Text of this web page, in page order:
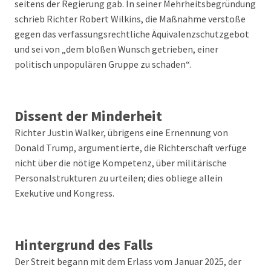
seitens der Regierung gab. In seiner Mehrheitsbegründung
schrieb Richter Robert Wilkins, die Maßnahme verstoße
gegen das verfassungsrechtliche Äquivalenzschutzgebot
und sei von „dem bloßen Wunsch getrieben, einer
politisch unpopulären Gruppe zu schaden“.
Dissent der Minderheit
Richter Justin Walker, übrigens eine Ernennung von
Donald Trump, argumentierte, die Richterschaft verfüge
nicht über die nötige Kompetenz, über militärische
Personalstrukturen zu urteilen; dies obliege allein
Exekutive und Kongress.
Hintergrund des Falls
Der Streit begann mit dem Erlass vom Januar 2025, der